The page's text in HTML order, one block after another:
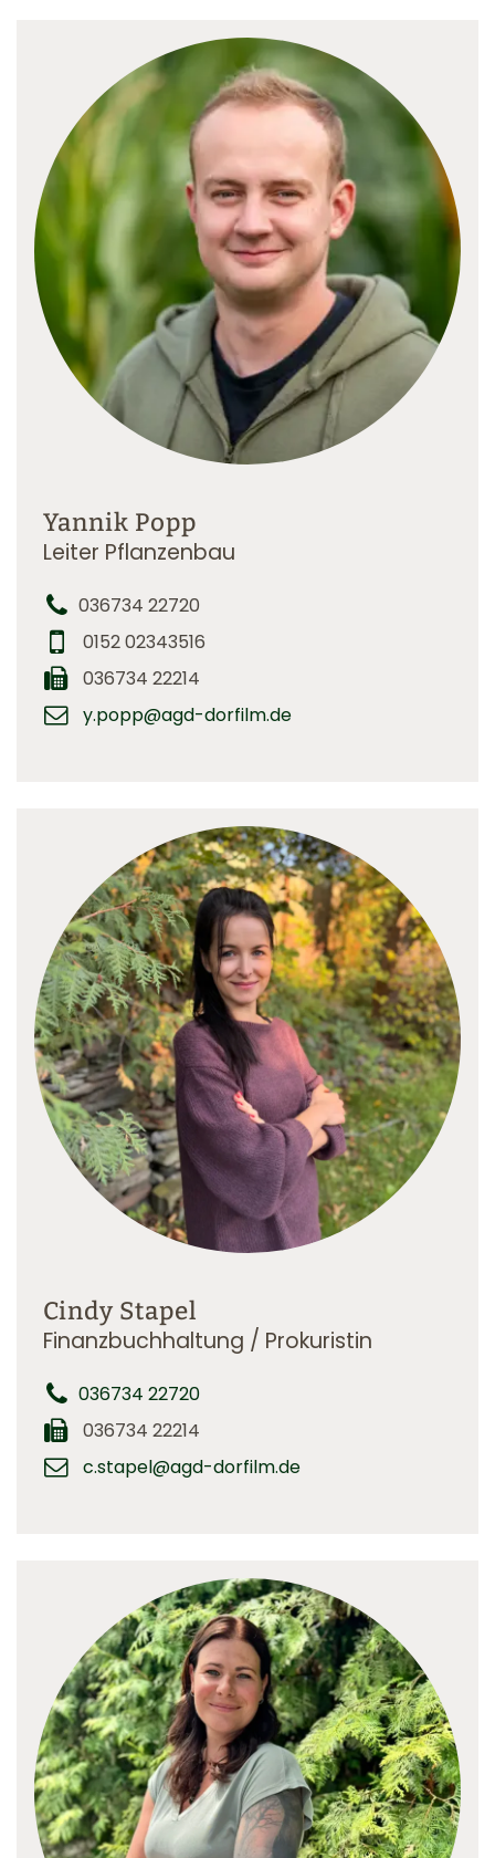
Yannik Popp
Leiter Pflanzenbau
036734 22720
0152 02343516
036734 22214
y.popp@agd-dorfilm.de
Cindy Stapel
Finanzbuchhaltung / Prokuristin
036734 22720
036734 22214
c.stapel@agd-dorfilm.de